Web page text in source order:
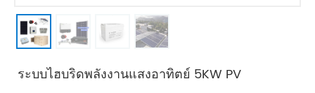
ระบบไฮบริดพลังงานแสงอาทิตย์ 5KW PV